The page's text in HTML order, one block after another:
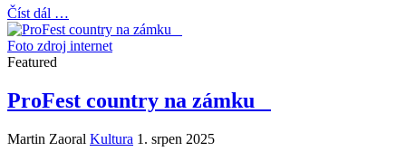
Číst dál …
Foto zdroj internet
Featured
ProFest country na zámku
Martin Zaoral Kultura 1. srpen 2025